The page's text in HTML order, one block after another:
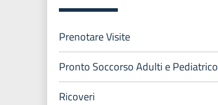
Prenotare Visite
Pronto Soccorso Adulti e Pediatrico
Ricoveri